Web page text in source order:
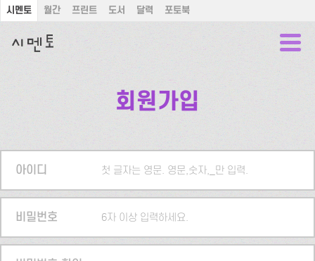
시멘토 월간 프린트 도서 달력 포토북
회원가입
아이디 첫 글자는 영문. 영문,숫자,_만 입력.
비밀번호 6자 이상 입력하세요.